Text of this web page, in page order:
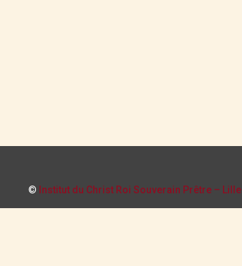
© Institut du Christ Roi Souverain Prêtre – Lille